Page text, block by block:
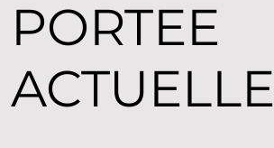
PORTEE
ACTUELLE